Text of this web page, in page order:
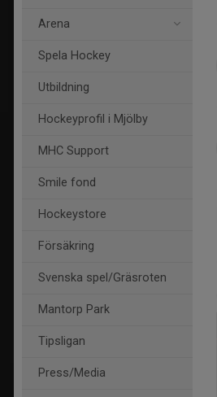
Arena
Spela Hockey
Utbildning
Hockeyprofil i Mjölby
MHC Support
Smile fond
Hockeystore
Försäkring
Svenska spel/Gräsroten
Mantorp Park
Tipsligan
Press/Media